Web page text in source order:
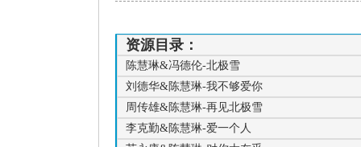
资源目录：
陈慧琳&冯德伦-北极雪
刘德华&陈慧琳-我不够爱你
周传雄&陈慧琳-再见北极雪
李克勤&陈慧琳-爱一个人